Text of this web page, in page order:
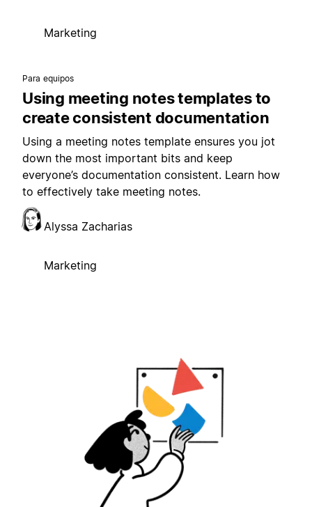
Marketing
Para equipos
Using meeting notes templates to
create consistent documentation
Using a meeting notes template ensures you jot
down the most important bits and keep
everyone’s documentation consistent. Learn how
to effectively take meeting notes.
Alyssa Zacharias
Marketing